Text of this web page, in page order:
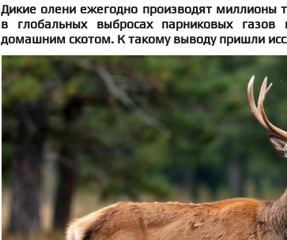
Дикие олени ежегодно производят миллионы
в глобальных выбросах парниковых
домашним скотом. К такому выводу пришли